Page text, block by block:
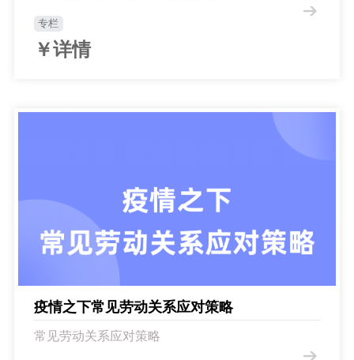
所推出的第一个专题讲座，填补了此类（企业裁员
类）讲座的空白。
专栏
￥详情
疫情之下常见劳动关系应对策略
常见劳动关系应对策略